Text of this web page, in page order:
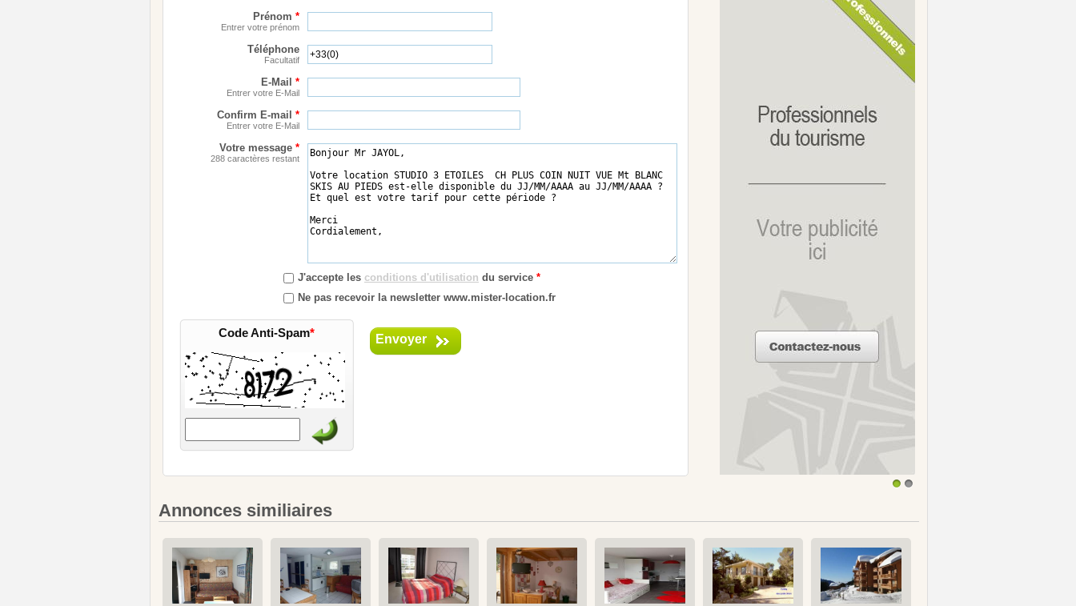
Prénom *
Entrer votre prénom
Téléphone
Facultatif
E-Mail *
Entrer votre E-Mail
Confirm E-mail *
Entrer votre E-Mail
Votre message *
288 caractères restant
J'accepte les conditions d'utilisation du service *
Ne pas recevoir la newsletter www.mister-location.fr
Code Anti-Spam* Envoyer
Annonces similiaires